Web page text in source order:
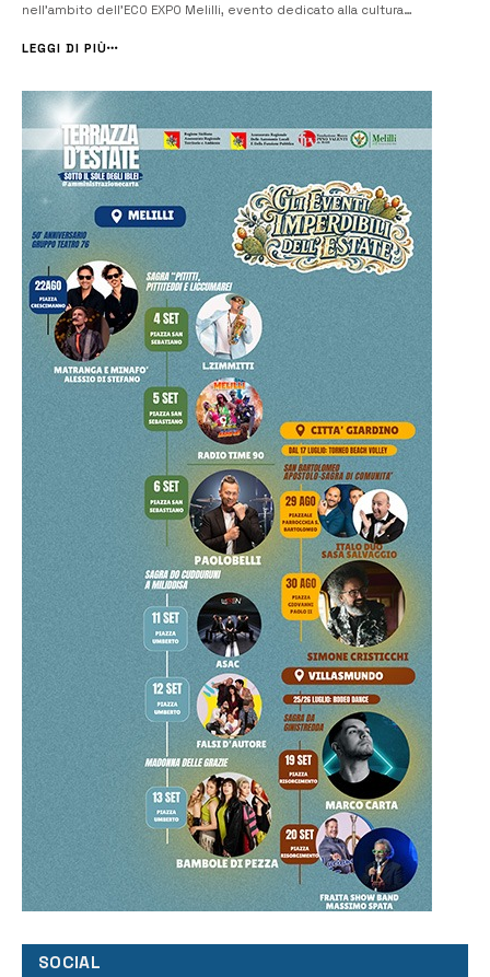
nell’ambito dell’ECO EXPO Melilli, evento dedicato alla cultura
con il titolo “Valorizzare il territorio tra sos...
LEGGI DI PIÙ
SOCIAL